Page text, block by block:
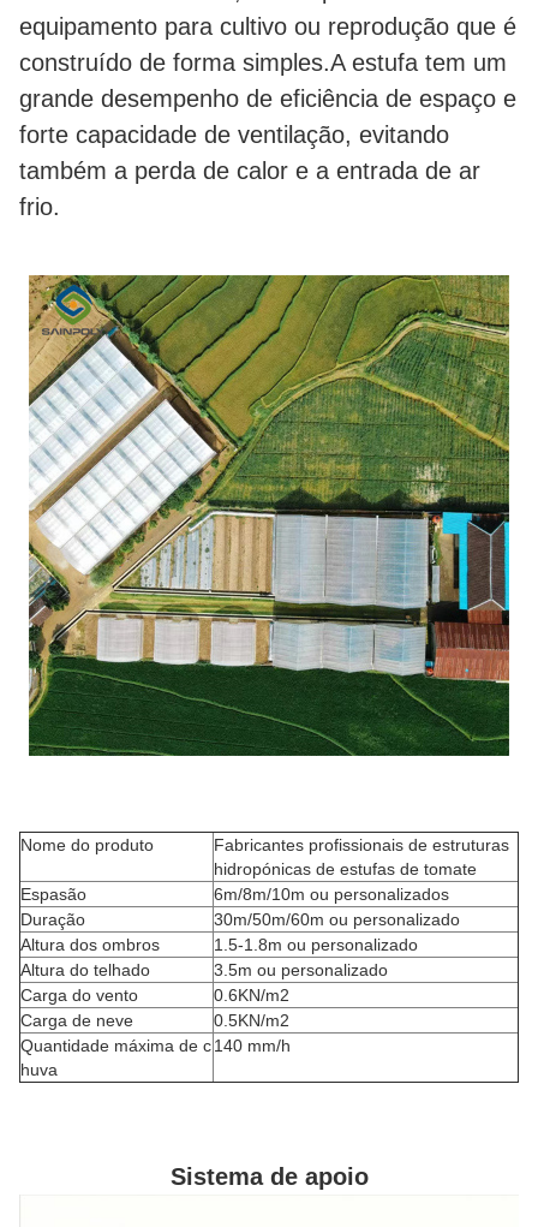
equipamento para cultivo ou reprodução que é
construído de forma simples.A estufa tem um
grande desempenho de eficiência de espaço e
forte capacidade de ventilação, evitando
também a perda de calor e a entrada de ar
frio.
Nome do produto
Fabricantes profissionais de estruturas
hidropónicas de estufas de tomate
Espasão
6m/8m/10m ou personalizados
Duração
30m/50m/60m ou personalizado
Altura dos ombros
1.5-1.8m ou personalizado
Altura do telhado
3.5m ou personalizado
Carga do vento
0.6KN/m2
Carga de neve
0.5KN/m2
Quantidade máxima de c
huva
140 mm/h
Sistema de apoio